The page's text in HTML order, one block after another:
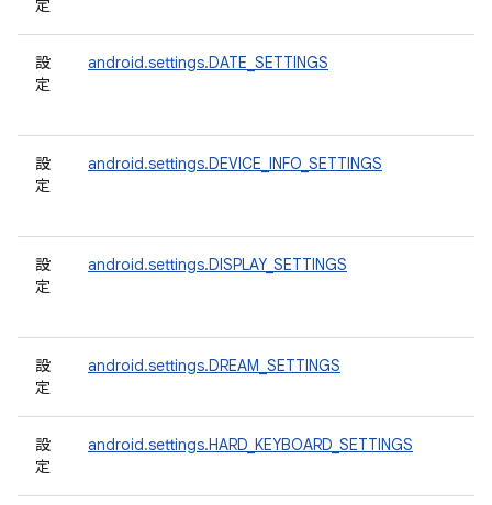
定
設
定
android.settings.DATE_SETTINGS
設
定
android.settings.DEVICE_INFO_SETTINGS
設
定
android.settings.DISPLAY_SETTINGS
設
定
android.settings.DREAM_SETTINGS
設
定
android.settings.HARD_KEYBOARD_SETTINGS